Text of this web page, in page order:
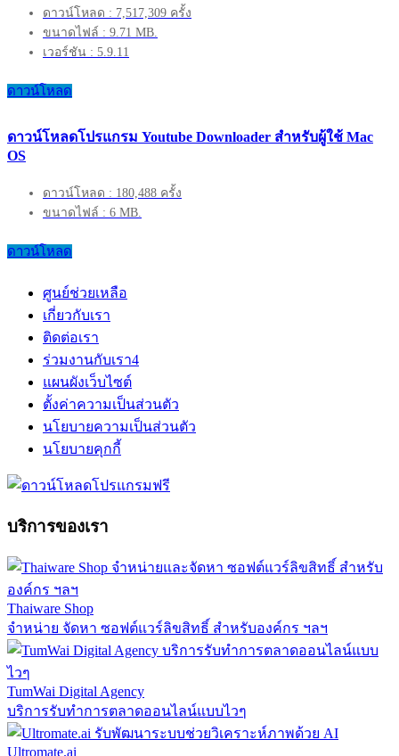
ดาวน์โหลด : 7,517,309 ครั้ง
ขนาดไฟล์ : 9.71 MB.
เวอร์ชัน : 5.9.11
ดาวน์โหลด
ดาวน์โหลดโปรแกรม Youtube Downloader สำหรับผู้ใช้ Mac
OS
ดาวน์โหลด : 180,488 ครั้ง
ขนาดไฟล์ : 6 MB.
ดาวน์โหลด
ศูนย์ช่วยเหลือ
เกี่ยวกับเรา
ติดต่อเรา
ร่วมงานกับเรา4
แผนผังเว็บไซต์
ตั้งค่าความเป็นส่วนตัว
นโยบายความเป็นส่วนตัว
นโยบายคุกกี้
บริการของเรา
Thaiware Shop
จำหน่าย จัดหา ซอฟต์แวร์ลิขสิทธิ์ สำหรับองค์กร ฯลฯ
TumWai Digital Agency
บริการรับทำการตลาดออนไลน์แบบไวๆ
Ultromate.ai